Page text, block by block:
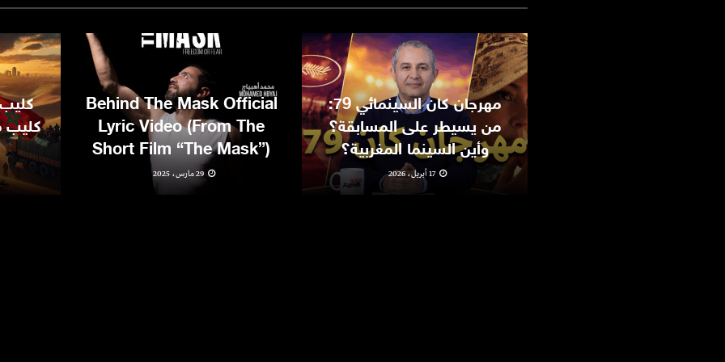
مهرجان كان السينمائي 79:
من يسيطر على المسابقة؟
وأين السينما المغربية؟
17 أبريل، 2026
Behind The Mask Official
Lyric Video (From The
Short Film “The Mask”)
29 مارس، 2025
كليب